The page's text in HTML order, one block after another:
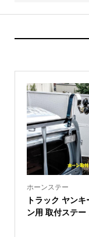
ホーンステー
トラック ヤン
ン用 取付ステー